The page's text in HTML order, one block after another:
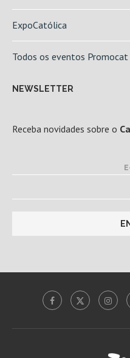
ExpoCatólica
Todos os eventos Promocat
NEWSLETTER
Receba novidades sobre o